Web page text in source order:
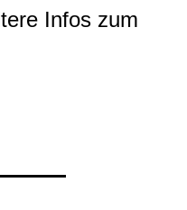
Infos zum